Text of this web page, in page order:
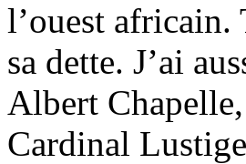
l’ouest africain.
sa dette. J’ai
Albert
Cardinal